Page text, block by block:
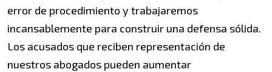
error de procedimiento y trabajaremos
incansablemente para construir una defensa sólida.
Los acusados que reciben representación de
nuestros abogados pueden aumentar